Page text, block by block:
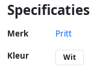
Specificaties
Merk Pritt
Kleur Wit